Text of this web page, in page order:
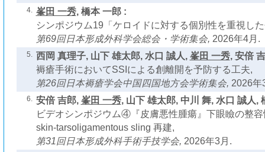
4. 峯田 一秀, 橋本 一郎 :
シンポジウム19「ケロイドに対する個別性を重視し
第69回日本形成外科学会総会・学術集会, 2026年4月.
5. 西岡 真理子, 山下 雄太郎, 水口 誠人, 峯田 一秀, 安倍
褥瘡手術においてSSIによる創離開を予防する工夫,
第26回日本褥瘡学会中国四国地方会学術集会, 2026年
6. 安倍 吉郎, 峯田 一秀, 山下 雄太郎, 中川 舞, 水口 誠人,
ビデオシンポジウム④『皮膚悪性腫瘍』下眼瞼の整
skin-tarsoligamentous sling 再建,
第31回日本形成外科手術手技学会, 2026年3月.